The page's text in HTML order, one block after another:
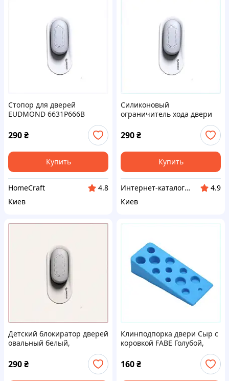
Стопор для дверей
EUDMOND 6631P666B
290₴
Купить
HomeCraft
4.8
Киев
Силиконовый
ограничитель хода двери
290₴
Купить
Интерн​ет-кат​а​л​ог ск​​и​до​к "GALANTI"
4.9
Киев
Детский блокиратор дверей
овальный белый,
290₴
Клинподпорка двери Сыр с
коровкой FABE Голубой,
160₴